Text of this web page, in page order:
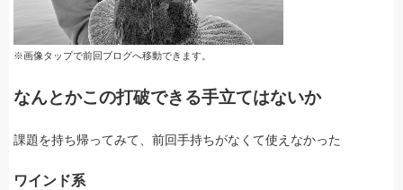
※画像タップで前回ブログへ移動できます。
なんとかこの打破できる手立てはないか
課題を持ち帰ってみて、前回手持ちがなくて使えなかった
ワインド系